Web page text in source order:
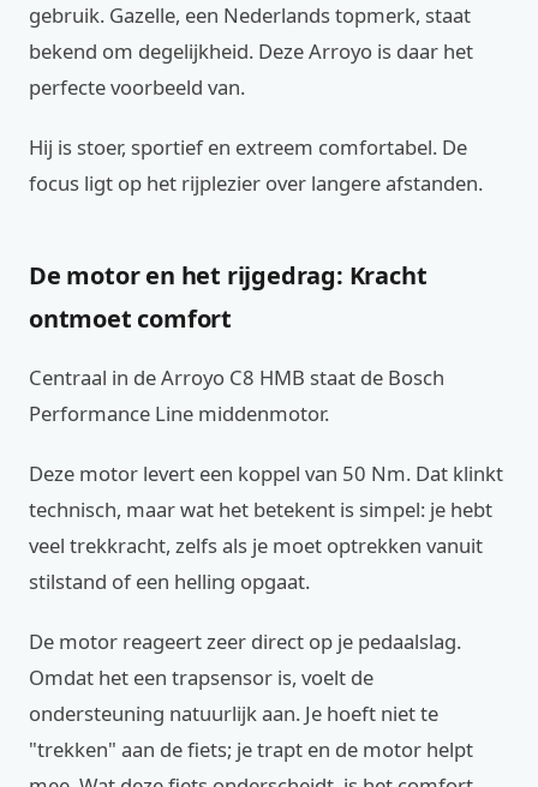
gebruik. Gazelle, een Nederlands topmerk, staat
bekend om degelijkheid. Deze Arroyo is daar het
perfecte voorbeeld van.
Hij is stoer, sportief en extreem comfortabel. De
focus ligt op het rijplezier over langere afstanden.
De motor en het rijgedrag: Kracht
ontmoet comfort
Centraal in de Arroyo C8 HMB staat de Bosch
Performance Line middenmotor.
Deze motor levert een koppel van 50 Nm. Dat klinkt
technisch, maar wat het betekent is simpel: je hebt
veel trekkracht, zelfs als je moet optrekken vanuit
stilstand of een helling opgaat.
De motor reageert zeer direct op je pedaalslag.
Omdat het een trapsensor is, voelt de
ondersteuning natuurlijk aan. Je hoeft niet te
"trekken" aan de fiets; je trapt en de motor helpt